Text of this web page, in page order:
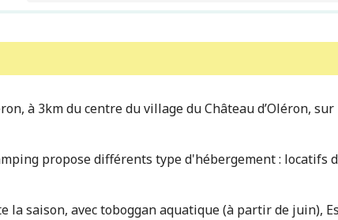
à 3km du centre du village du Château d’Oléron,
propose différents type d'hébergement : locatifs
la saison, avec toboggan aquatique (à partir de juin),